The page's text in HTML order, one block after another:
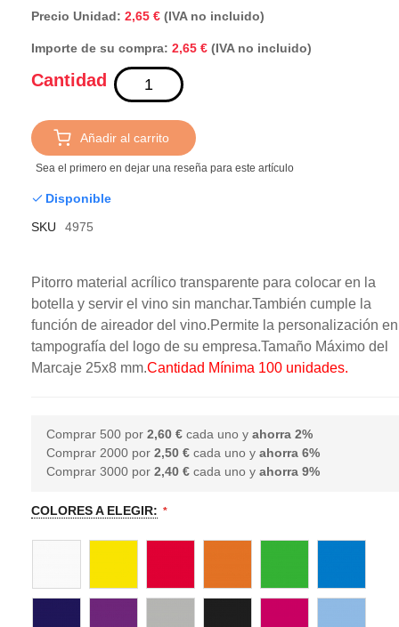
Precio Unidad: 2,65 € (IVA no incluido)
Importe de su compra: 2,65 € (IVA no incluido)
Cantidad
Añadir al carrito
Sea el primero en dejar una reseña para este artículo
Disponible
SKU
4975
Pitorro material acrílico transparente para colocar en la
botella y servir el vino sin manchar.También cumple la
función de aireador del vino.Permite la personalización en
tampografía del logo de su empresa.Tamaño Máximo del
Marcaje 25x8 mm.Cantidad Mínima 100 unidades.
Comprar 500 por2,60 € cada uno yahorra2%
Comprar 2000 por2,50 € cada uno yahorra6%
Comprar 3000 por2,40 € cada uno yahorra9%
COLORES A ELEGIR: